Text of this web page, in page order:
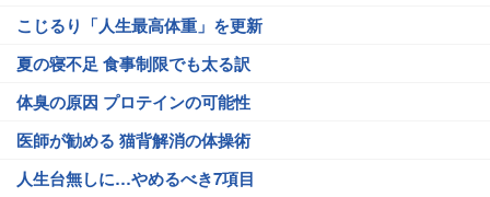
こじるり「人生最高体重」を更新
夏の寝不足 食事制限でも太る訳
体臭の原因 プロテインの可能性
医師が勧める 猫背解消の体操術
人生台無しに…やめるべき7項目